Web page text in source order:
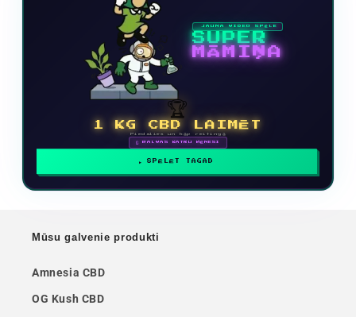
JAUNA VIDEO SPĒLE
SUPER
MĀMIŅA
🏆
1 KG CBD LAIMĒT
Piedalies un kāp reitingā
🗓 BALVAS KATRU MĒNESI
SPĒLĒT TAGAD
Mūsu galvenie produkti
Amnesia CBD
OG Kush CBD